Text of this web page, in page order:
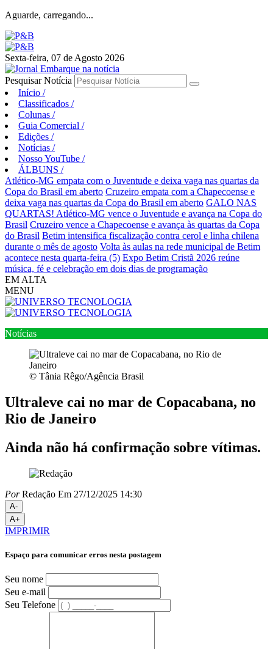
Aguarde, carregando...
Sexta-feira, 07 de Agosto 2026
Pesquisar Notícia
Início /
Classificados /
Colunas /
Guia Comercial /
Edições /
Notícias /
Nosso YouTube /
ÁLBUNS /
Atlético-MG empata com o Juventude e deixa vaga nas quartas da
Copa do Brasil em aberto Cruzeiro empata com a Chapecoense e
deixa vaga nas quartas da Copa do Brasil em aberto GALO NAS
QUARTAS! Atlético-MG vence o Juventude e avança na Copa do
Brasil Cruzeiro vence a Chapecoense e avança às quartas da Copa
do Brasil Betim intensifica fiscalização contra cerol e linha chilena
durante o mês de agosto Volta às aulas na rede municipal de Betim
acontece nesta quarta-feira (5) Expo Betim Cristã 2026 reúne
música, fé e celebração em dois dias de programação
EM ALTA
MENU
Notícias
© Tânia Rêgo/Agência Brasil
Ultraleve cai no mar de Copacabana, no
Rio de Janeiro
Ainda não há confirmação sobre vítimas.
PorRedação Em 27/12/2025 14:30
A-
A+
IMPRIMIR
Espaço para comunicar erros nesta postagem
Seu nome
Seu e-mail
Seu Telefone